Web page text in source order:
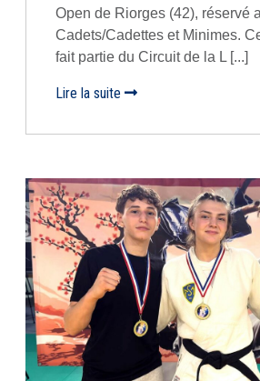
Open de Riorges (42), réservé
Cadets/Cadettes et Minimes.
fait partie du Circuit de la L [...]
Lire la suite